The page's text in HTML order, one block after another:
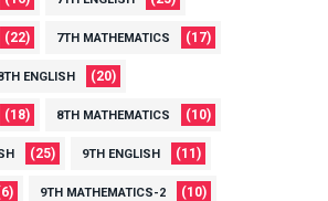
(22) 7TH MATHEMATICS (17)
ENGLISH (20)
(18) 8TH MATHEMATICS (10)
(25) 9TH ENGLISH (11)
9TH MATHEMATICS-2 (10)